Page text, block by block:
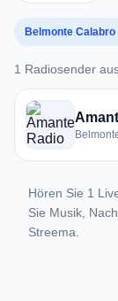
Belmonte Calabro
1 Radiosender
1 Radiosender
Hören Sie 1
Sie Musik,
Streema.